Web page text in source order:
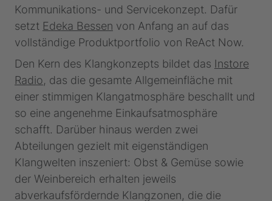
Kommunikations- und Servicekonzept. Dafür
setzt Edeka Bessen von Anfang an auf das
vollständige Produktportfolio von ReAct Now.
Den Kern des Klangkonzepts bildet das Instore
Radio, das die gesamte Allgemeinfläche mit
einer stimmigen Klangatmosphäre beschallt und
so eine angenehme Einkaufsatmosphäre
schafft. Darüber hinaus werden zwei
Abteilungen gezielt mit eigenständigen
Klangwelten inszeniert: Obst & Gemüse sowie
der Weinbereich erhalten jeweils
abverkaufsfördernde Klangzonen, die die